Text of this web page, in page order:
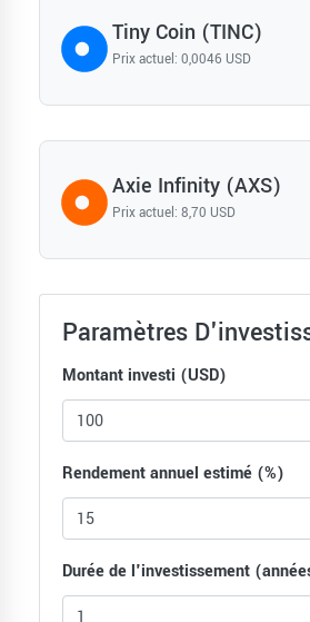
Tiny Coin (TINC)
Prix actuel: 0,0046 USD
Axie Infinity (AXS)
Prix actuel: 8,70 USD
Paramètres
Montant investi (USD)
Rendement annuel estimé (%)
Durée de l'investissement